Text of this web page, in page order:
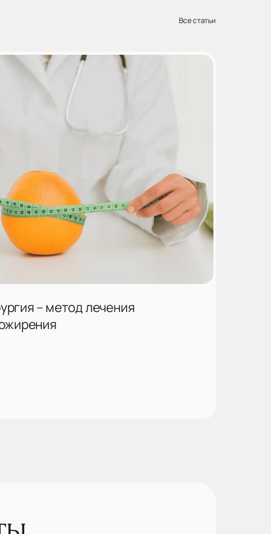
Все статьи
– метод лечения